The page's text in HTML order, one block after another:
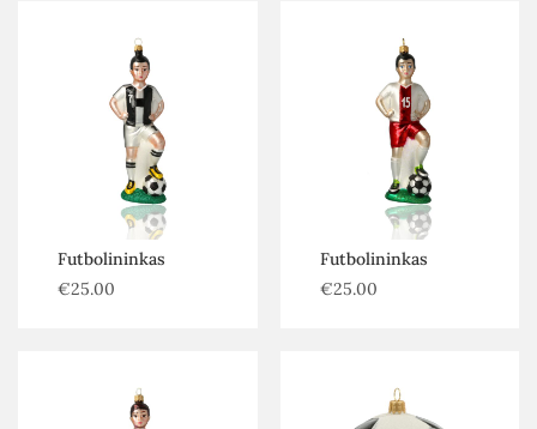
Futbolininkas
€25.00
Futbolininkas
€25.00